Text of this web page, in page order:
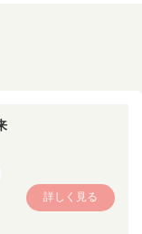
詳しく見る